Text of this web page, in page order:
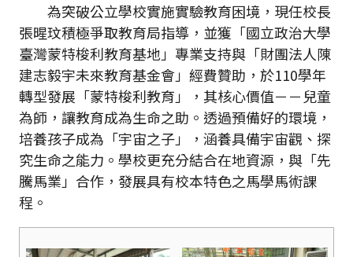
為突破公立學校實施實驗教育困境，現任校長
張暒玟積極爭取教育局指導，並獲「國立政治大學
臺灣蒙特梭利教育基地」專業支持與「財團法人陳
建志毅宇未來教育基金會」經費贊助，於110學年
轉型發展「蒙特梭利教育」，其核心價值－－兒童
為師，讓教育成為生命之助。透過預備好的環境，
培養孩子成為「宇宙之子」，涵養具備宇宙觀、探
究生命之能力。學校更充分結合在地資源，與「先
騰馬業」合作，發展具有校本特色之馬學馬術課
程。